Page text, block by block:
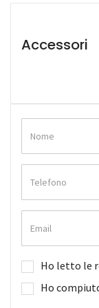
Accessori
Ho letto le
Ho